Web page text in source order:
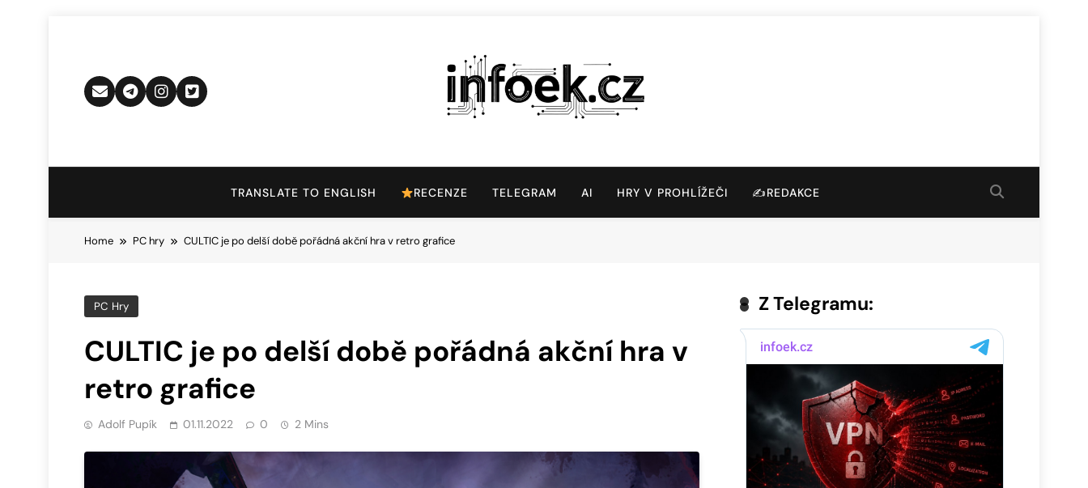
Infoek.cz
TRANSLATE TO ENGLISH RECENZE TELEGRAM AI HRY V PROHLÍŽEČI ✍️REDAKCE
Home PC hry CULTIC je po delší době pořádná akční hra v retro grafice
PC Hry
CULTIC je po delší době pořádná akční hra v
retro grafice
Adolf Pupík 01.11.2022 0 2 Mins
Z Telegramu: